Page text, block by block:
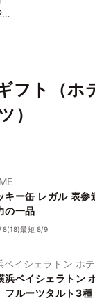
フト（ホ
）
キー缶 レガル 表
の一品
(18)最短 8/9
ベイシェラトン ホ
浜ベイシェラトン
フルーツタルト3種